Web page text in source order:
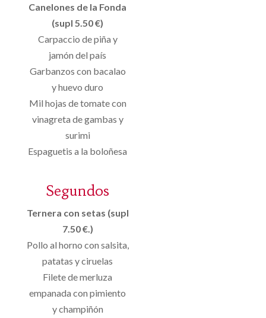
Canelones de la Fonda
(supl 5.50 €)
Carpaccio de piña y
jamón del país
Garbanzos con bacalao
y huevo duro
Mil hojas de tomate con
vinagreta de gambas y
surimi
Espaguetis a la boloñesa
Segundos
Ternera con setas (supl
7.50 €.)
Pollo al horno con salsita,
patatas y ciruelas
Filete de merluza
empanada con pimiento
y champiñón